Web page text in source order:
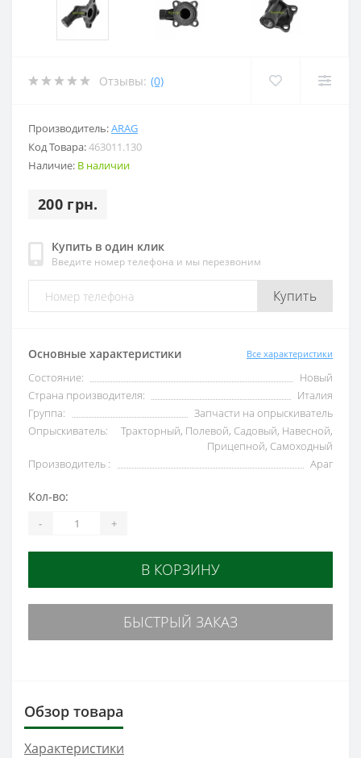
Отзывы: (0)
Производитель:ARAG
Код Товара:463011.130
Наличие: В наличии
200 грн.
Купить в один клик
Введите номер телефона и мы перезвоним
Купить
Основные характеристики Все характеристики
Состояние:
Новый
Страна производителя:
Италия
Группа:
Запчасти на опрыскиватель
Опрыскиватель:
Тракторный, Полевой, Садовый, Навесной,
Прицепной, Самоходный
Производитель :
Араг
Кол-во:
- +
В КОРЗИНУ
БЫСТРЫЙ ЗАКАЗ
Обзор товара
Характеристики